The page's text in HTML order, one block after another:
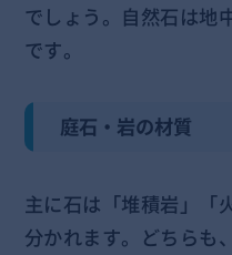
でしょう。自然石は地
です。
庭石・岩の材質
主に石は「堆積岩」「
分かれます。どちらも